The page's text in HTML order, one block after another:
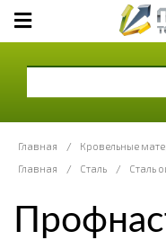
Главная /
Кровельные
Главная
/ Сталь / Сталь